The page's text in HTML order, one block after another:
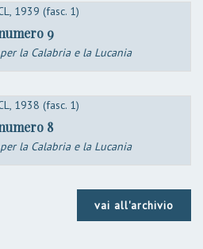
9
la Calabria e la Lucania
8
la Calabria e la Lucania
vai all'archivio